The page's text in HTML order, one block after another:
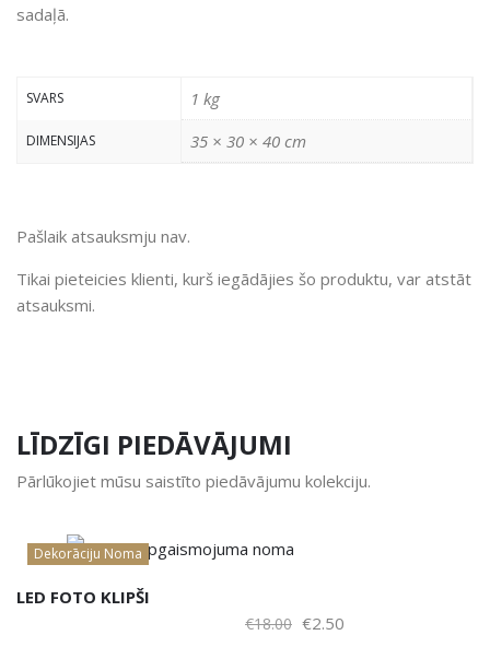
sadaļā.
SVARS 1 kg
DIMENSIJAS 35 × 30 × 40 cm
Pašlaik atsauksmju nav.
Tikai pieteicies klienti, kurš iegādājies šo produktu, var atstāt
atsauksmi.
LĪDZĪGI PIEDĀVĀJUMI
Pārlūkojiet mūsu saistīto piedāvājumu kolekciju.
Dekorāciju Noma
LED FOTO KLIPŠI
€18.00 Original
€2.50